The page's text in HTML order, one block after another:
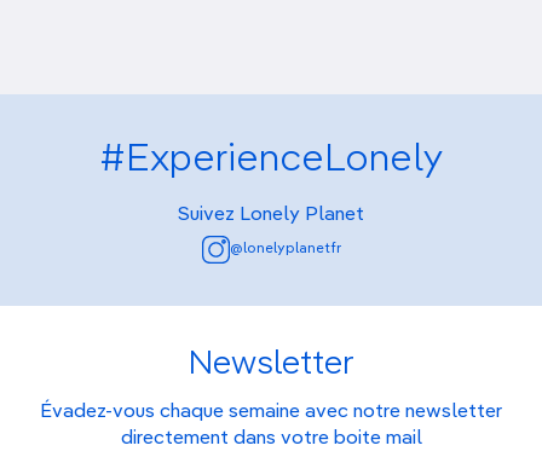
#ExperienceLonely
Suivez Lonely Planet
@lonelyplanetfr
Newsletter
Évadez-vous chaque semaine avec notre newsletter
directement dans votre boite mail